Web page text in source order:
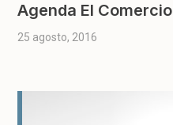
Agenda El Comercio
25 agosto, 2016